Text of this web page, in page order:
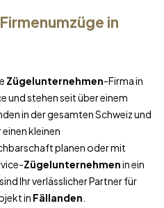
in
Zügelunternehmen-Firma in
und stehen seit über einem
in der gesamten Schweiz und
einen kleinen
planen oder mit
Zügelunternehmenin ein
Ihr verlässlicher Partner für
in Fällanden